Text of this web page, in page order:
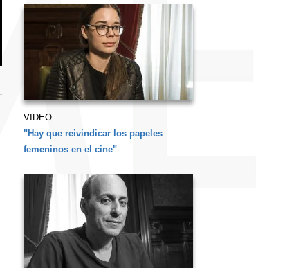
VIDEO
"Hay que reivindicar los papeles
femeninos en el cine"